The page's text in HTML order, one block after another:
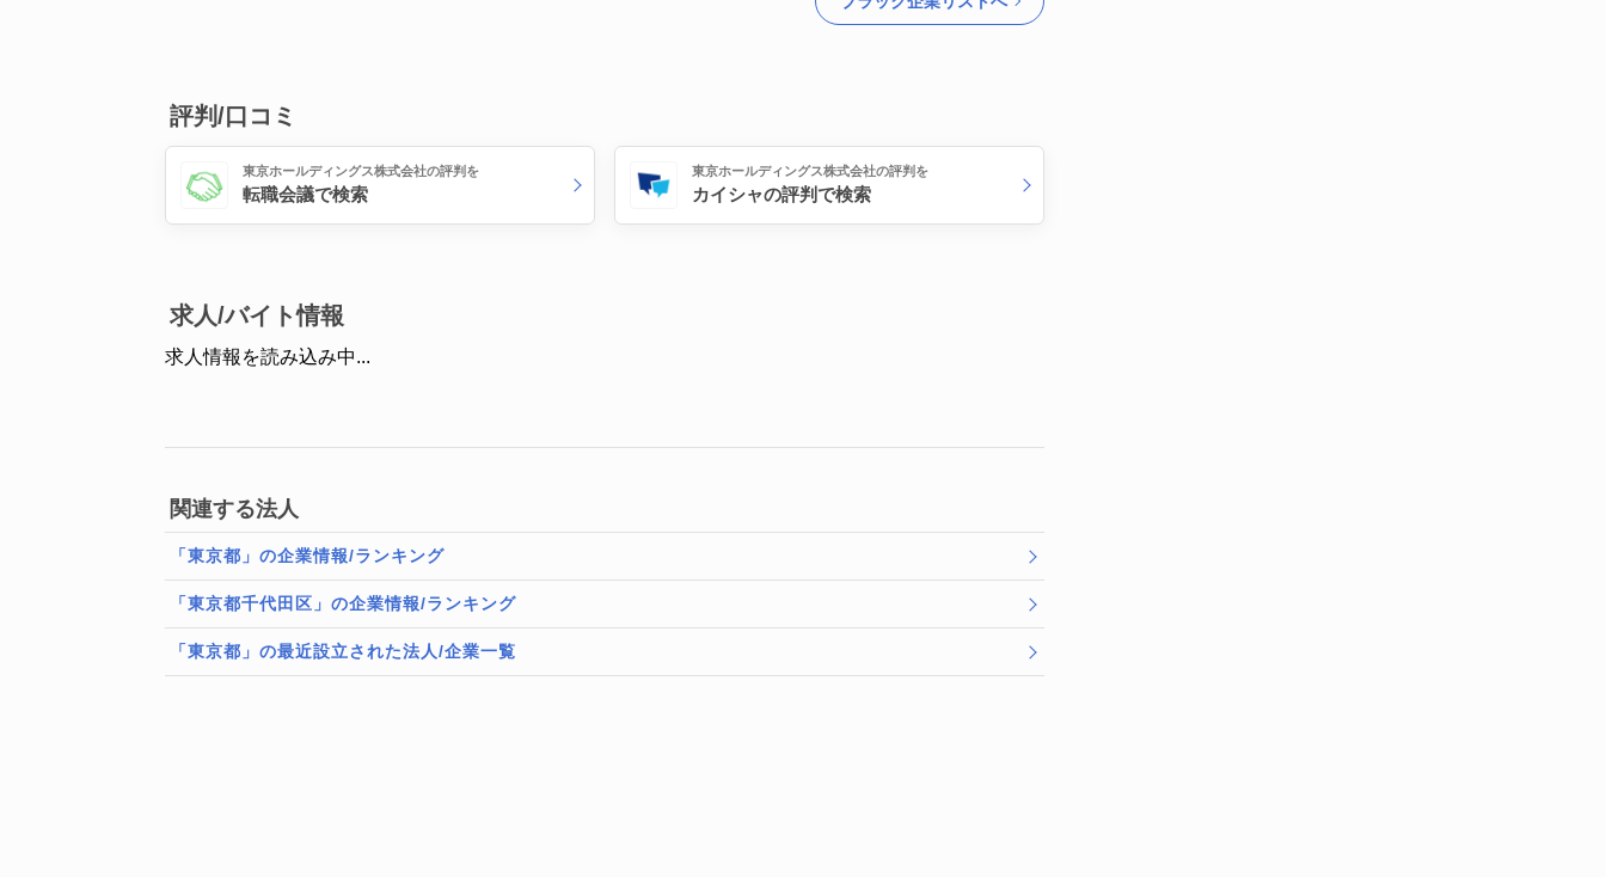
評判/口コミ
東京ホールディングス株式会社の評判を
転職会議で検索
東京ホールディングス株式会社の評判を
カイシャの評判で検索
求人/バイト情報
求人情報を読み込み中...
関連する法人
「東京都」の企業情報/ランキング
「東京都千代田区」の企業情報/ランキング
「東京都」の最近設立された法人/企業一覧